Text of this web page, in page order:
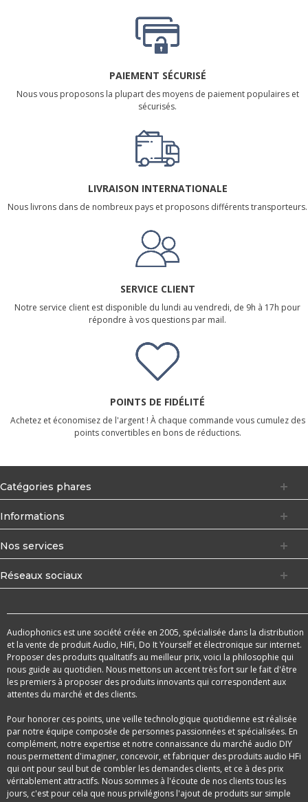
PAIEMENT SÉCURISÉ
Nous vous proposons la plupart des moyens de paiement populaires et
sécurisés.
LIVRAISON INTERNATIONALE
Nous livrons dans de nombreux pays et proposons différents transporteurs.
SERVICE CLIENT
Notre service client est disponible du lundi au vendredi, de 9h à 17h pour
répondre à vos questions par mail.
POINTS DE FIDÉLITÉ
Achetez et économisez de l'argent ! À chaque commande vous cumulez des
points convertibles en bons de réductions.
Catégories phares
Informations
Nos services
Réseaux sociaux
Audiophonics est une société créée en 2005, spécialisée dans la distribution
et la vente de produit Audio, HiFi, Do It Yourself et électronique sur internet.
Proposer des produits qualitatifs au meilleur prix, voici la philosophie qui
nous guide au quotidien. Nous mettons un accent très fort sur le fait d'être
les premiers à proposer des produits innovants qui correspondent aux
attentes du marché et des clients.
Pour honorer ces points, une veille technologique quotidienne est réalisée
par notre équipe composée de personnes passionnées et spécialisées. En
complément, notre expertise et notre connaissance du marché audio DIY
nous permettent d'imaginer, concevoir, et fabriquer des produits audio HFi
qui ont pour seul but de combler les demandes clients, et ce à des prix
véritablement attractifs. Nous sommes à l'écoute de nos clients tous les
jours, c'est pour cela que nous privilégions l'ajout de produits sur simple